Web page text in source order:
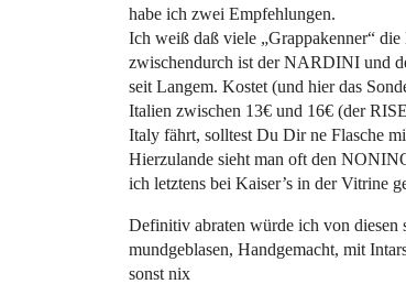
habe ich zwei Empfehlungen.
Ich weiß daß viele „Grappakenner“
zwischendurch ist der NARDINI und
seit Langem. Kostet (und hier das
Italien zwischen 13€ und 16€ (der
Italy fährt, solltest Du Dir ne Flasche
Hierzulande sieht man oft den
ich letztens bei Kaiser’s in der Vitrine
Definitiv abraten würde ich von diesen
mundgeblasen, Handgemacht, mit
sonst nix